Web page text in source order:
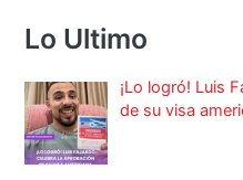
Lo Ultimo
¡Lo logró! Luis
de su visa